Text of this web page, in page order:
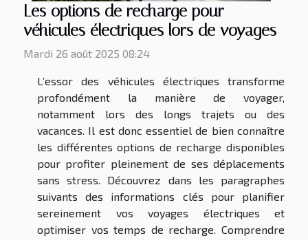
Les options de recharge pour
véhicules électriques lors de voyages
Mardi 26 août 2025 08:24
L’essor des véhicules électriques transforme
profondément la manière de voyager,
notamment lors des longs trajets ou des
vacances. Il est donc essentiel de bien connaître
les différentes options de recharge disponibles
pour profiter pleinement de ses déplacements
sans stress. Découvrez dans les paragraphes
suivants des informations clés pour planifier
sereinement vos voyages électriques et
optimiser vos temps de recharge. Comprendre